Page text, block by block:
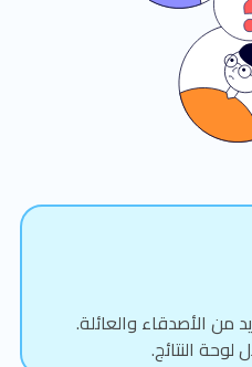
من الأصدقاء والعائلة.
النتائج.